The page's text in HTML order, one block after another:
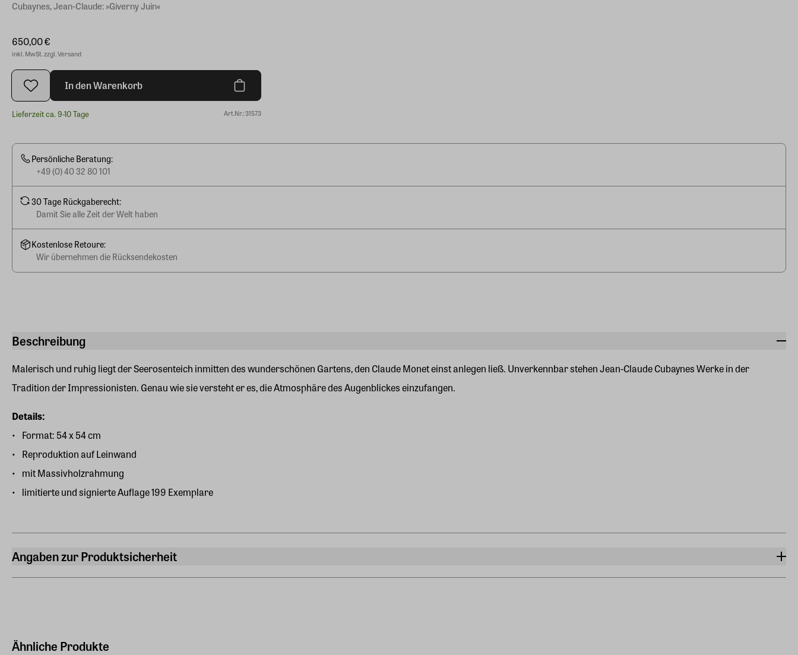
Beschreibung
Malerisch und ruhig liegt der Seerosenteich inmitten des wunderschönen Gartens, den Claude Monet einst anlegen ließ. Unverkennbar stehen Jean-Claude Cubaynes Werke in der
Tradition der Impressionisten. Genau wie sie versteht er es, die Atmosphäre des Augenblickes einzufangen.
Details:
Format: 54 x 54 cm
Reproduktion auf Leinwand
mit Massivholzrahmung
limitierte und signierte Auflage 199 Exemplare
Angaben zur Produktsicherheit
Deutschland (EU)
Cubaynes, Jean-Claude: »Giverny Juin«
650,00 €
inkl. MwSt. zzgl. Versand
In den Warenkorb
Lieferzeit ca. 9-10 Tage Art.Nr.: 31573
Persönliche Beratung:
+49 (0) 40 32 80 101
30 Tage Rückgaberecht:
Damit Sie alle Zeit der Welt haben
Kostenlose Retoure:
Wir übernehmen die Rücksendekosten
Ähnliche Produkte